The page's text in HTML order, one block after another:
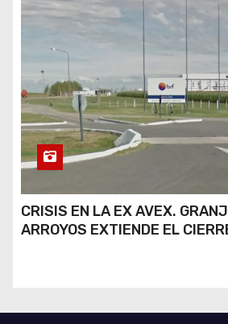
CRISIS EN LA EX AVEX.
ARROYOS EXTIENDE EL